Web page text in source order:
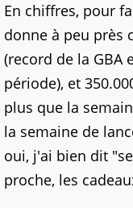
En chiffres, pour
donne à peu près
(record de la GBA
période), et
plus que la
la semaine de
oui, j'ai bien dit
proche, les